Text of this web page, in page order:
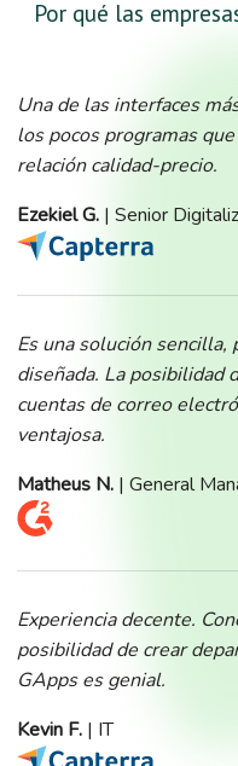
Por qué las
Una de las interfaces
los pocos programas
relación calidad-precio.
Ezekiel G. | Senior
Es una solución sencilla,
diseñada. La posibilidad
cuentas de correo
ventajosa.
Matheus N. | General
Experiencia decente.
posibilidad de crear
GApps es genial.
Kevin F. | IT